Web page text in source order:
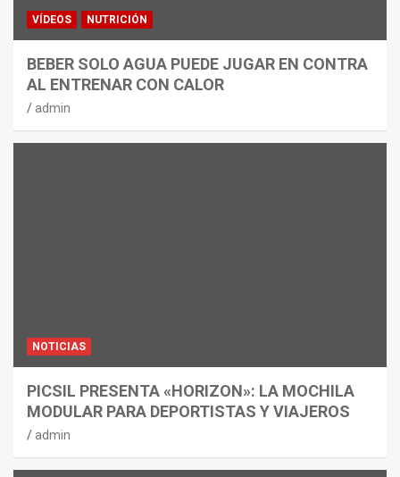
VÍDEOS NUTRICIÓN
BEBER SOLO AGUA PUEDE JUGAR EN CONTRA
AL ENTRENAR CON CALOR
admin
NOTICIAS
PICSIL PRESENTA «HORIZON»: LA MOCHILA
MODULAR PARA DEPORTISTAS Y VIAJEROS
admin